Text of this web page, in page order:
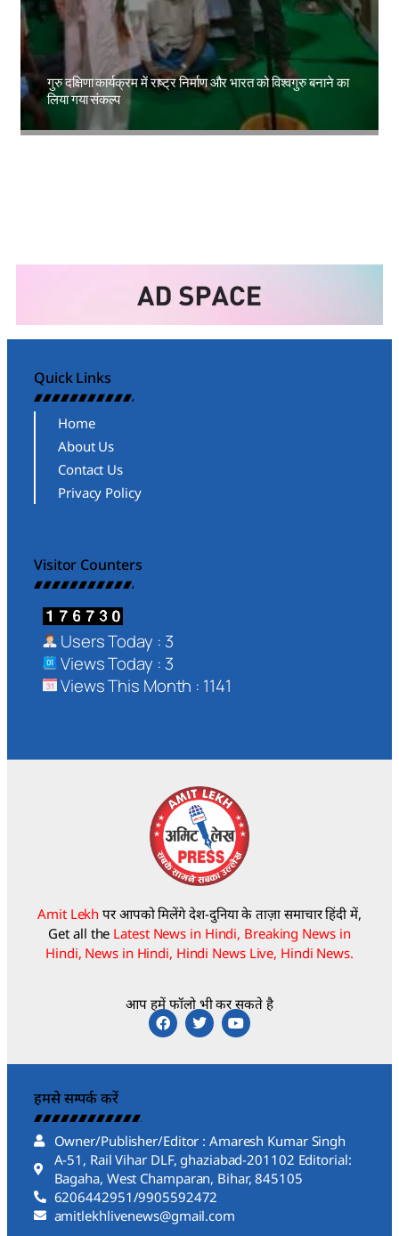
गुरु दक्षिणा कार्यक्रम में राष्ट्र निर्माण और भारत को विश्वगुरु बनाने का
लिया गया संकल्प
Quick Links
Home
About Us
Contact Us
Privacy Policy
Visitor Counters
Users Today : 3
Views Today : 3
Views This Month : 1141
Amit Lekh पर आपको मिलेंगे देश-दुनिया के ताज़ा समाचार हिंदी में,
Get all the Latest News in Hindi, Breaking News in
Hindi, News in Hindi, Hindi News Live, Hindi News.
आप हमें फॉलो भी कर सकते है
हमसे सम्पर्क करें
Owner/Publisher/Editor : Amaresh Kumar Singh
A-51, Rail Vihar DLF, ghaziabad-201102 Editorial:
Bagaha, West Champaran, Bihar, 845105
6206442951/9905592472
amitlekhlivenews@gmail.com